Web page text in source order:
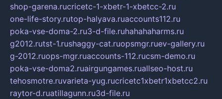
shop-garena.rucricetc-1-xbetr-1-xbetcc-2.ru
one-life-story.rutop-halyava.ruaccounts112.ru
poka-vse-doma-2.ru3-d-file.ruhahahaharms.ru
g2012.rutst-1.rushaggy-cat.ruopsmgr.ruev-gallery.ru
g-2012.ruops-mgr.ruaccounts-112.rucsm-demo.ru
poka-vse-doma2.ruairgungames.ruallseo-host.ru
tehosmotre.ruvarieta-yug.rucricetc1xbetr1xbetcc2.ru
raytor-d.ruatillagunn.ru3d-file.ru